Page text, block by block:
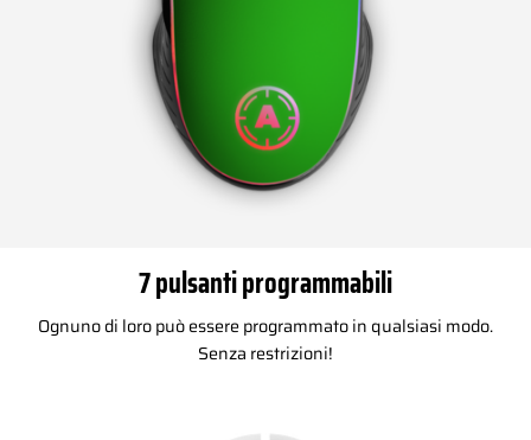
7 pulsanti programmabili
Ognuno di loro può essere programmato in qualsiasi modo.
Senza restrizioni!